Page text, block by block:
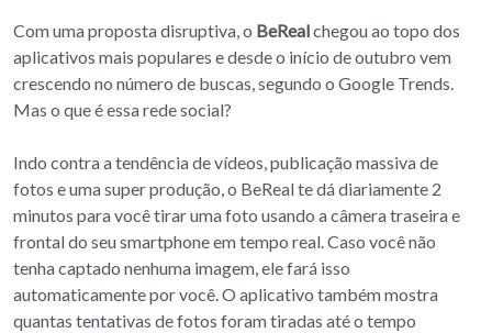
Com uma proposta disruptiva, o BeRealchegou ao topo dos
aplicativos mais populares e desde o início de outubro vem
crescendo no número de buscas, segundo o Google Trends.
Mas o que é essa rede social?
Indo contra a tendência de vídeos, publicação massiva de
fotos e uma super produção, o BeReal te dá diariamente 2
minutos para você tirar uma foto usando a câmera traseira e
frontal do seu smartphone em tempo real. Caso você não
tenha captado nenhuma imagem, ele fará isso
automaticamente por você. O aplicativo também mostra
quantas tentativas de fotos foram tiradas até o tempo